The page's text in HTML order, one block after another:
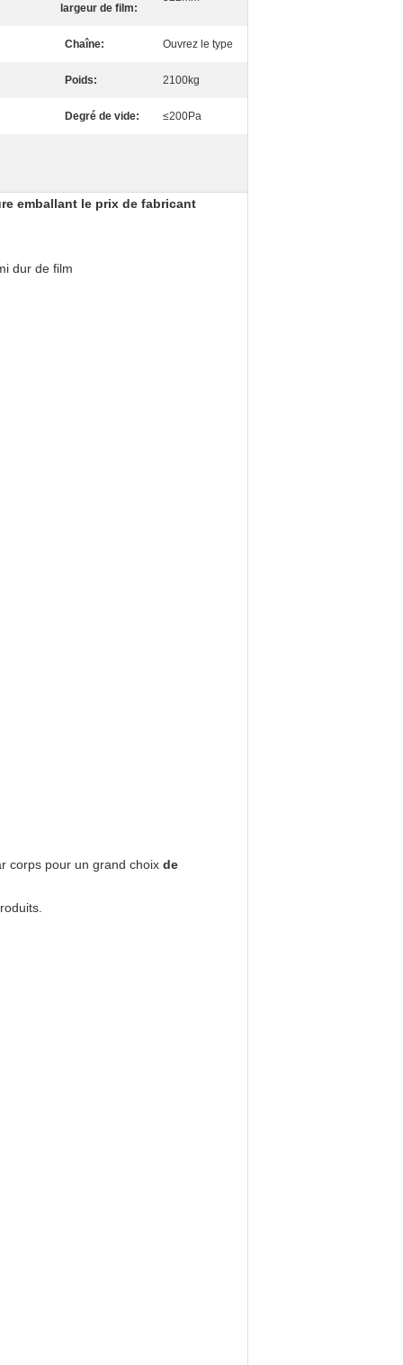
largeur de film:
Chaîne: Ouvrez le type
Poids: 2100kg
Degré de vide: ≤200Pa
emballant le prix de fabricant
dur de film
corps pour un grand choix de